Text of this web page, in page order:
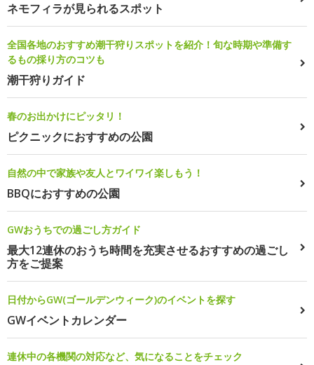
ネモフィラが見られるスポット
全国各地のおすすめ潮干狩りスポットを紹介！旬な時期や準備す
るもの採り方のコツも
潮干狩りガイド
春のお出かけにピッタリ！
ピクニックにおすすめの公園
自然の中で家族や友人とワイワイ楽しもう！
BBQにおすすめの公園
GWおうちでの過ごし方ガイド
最大12連休のおうち時間を充実させるおすすめの過ごし
方をご提案
日付からGW(ゴールデンウィーク)のイベントを探す
GWイベントカレンダー
連休中の各機関の対応など、気になることをチェック